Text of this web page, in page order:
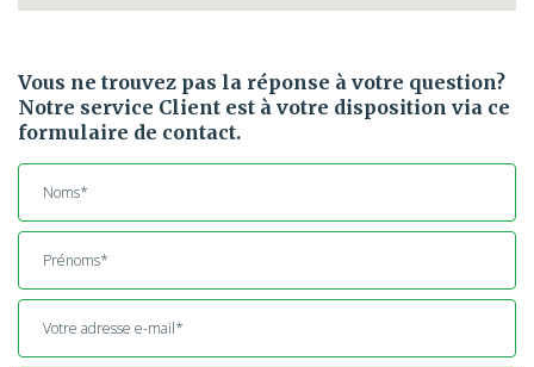
Vous ne trouvez pas la réponse à votre question?
Notre service Client est à votre disposition via ce
formulaire de contact.